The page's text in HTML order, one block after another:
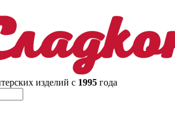
изделий с 1995 года